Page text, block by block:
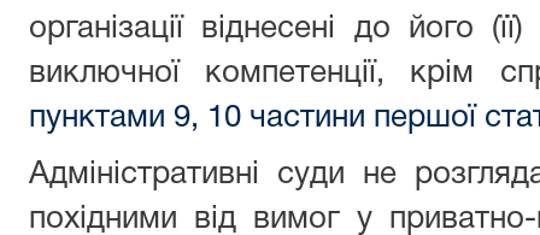
організації віднесені до його
виключної компетенції, крім
пунктами 9, 10 частини першої
Адміністративні суди не
похідними від вимог у